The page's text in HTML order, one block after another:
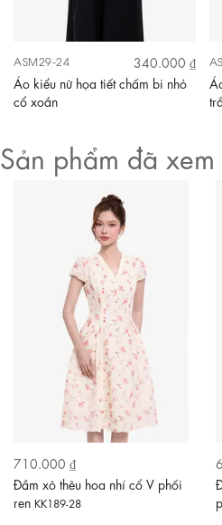
ASM29-24
340.000 ₫
Áo kiểu nữ họa tiết chấm bi nhỏ
cổ xoắn
Sản phẩm đã xem
710.000 ₫
Đầm xô thêu hoa nhí cổ V phối
ren KK189-28